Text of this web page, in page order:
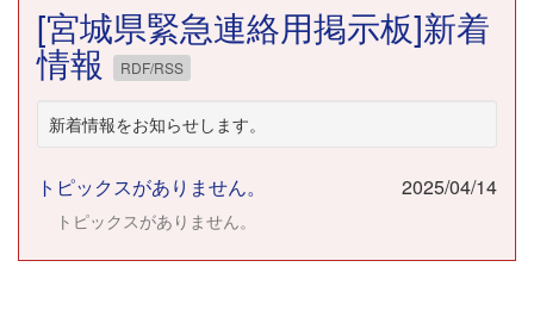
[宮城県緊急連絡用掲示板]新着
情報 RDF/RSS
新着情報をお知らせします。
トピックスがありません。 2025/04/14
トピックスがありません。